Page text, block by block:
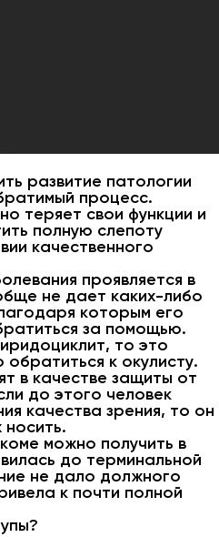
развитие патологии
процесс.
теряет свои функции и
полную слепоту
качественного
проявляется в
не дает каких-либо
которым его
за помощью.
то это
к окулисту.
в качестве защиты от
до этого человек
качества зрения, то он
можно получить в
до терминальной
не дало должного
к почти полной